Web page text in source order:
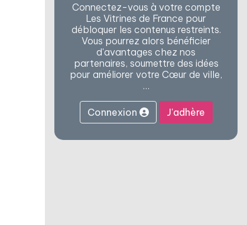
Connectez-vous à votre compte
Les Vitrines de France pour
débloquer les contenus restreints.
Vous pourrez alors bénéficier
d'avantages chez nos
partenaires, soumettre des idées
pour améliorer votre Cœur de ville,
…
Connexion J'adhère